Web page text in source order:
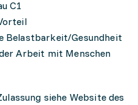
C1
Belastbarkeit/Gesundheit
Arbeit mit Menschen
siehe Website des